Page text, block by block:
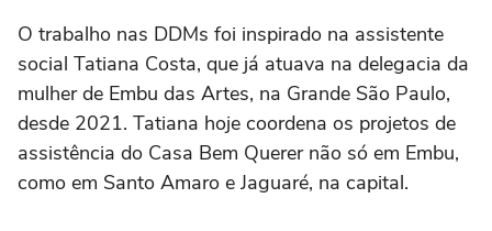
O trabalho nas DDMs foi inspirado na assistente
social Tatiana Costa, que já atuava na delegacia da
mulher de Embu das Artes, na Grande São Paulo,
desde 2021. Tatiana hoje coordena os projetos de
assistência do Casa Bem Querer não só em Embu,
como em Santo Amaro e Jaguaré, na capital.